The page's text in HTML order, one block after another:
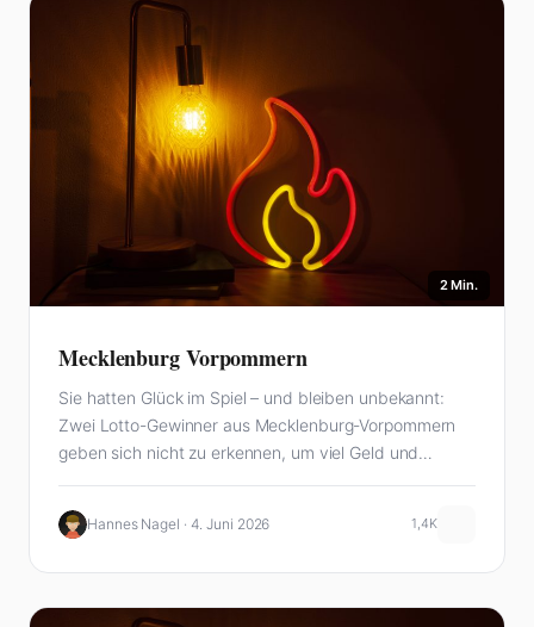
2 Min.
Mecklenburg Vorpommern
Sie hatten Glück im Spiel – und bleiben unbekannt:
Zwei Lotto-Gewinner aus Mecklenburg-Vorpommern
geben sich nicht zu erkennen, um viel Geld und…
Hannes Nagel · 4. Juni 2026 1,4K